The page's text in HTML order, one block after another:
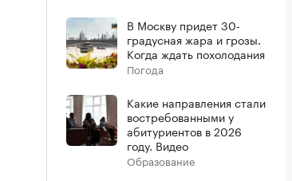
В Москву придет 30-
градусная жара и грозы.
Когда ждать похолодания
Погода
Какие направления стали
востребованными у
абитуриентов в 2026
году. Видео
Образование